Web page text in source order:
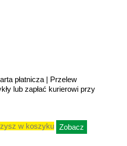
płatnicza | Przelew
lub zapłać kurierowi przy
w koszyku Zobacz